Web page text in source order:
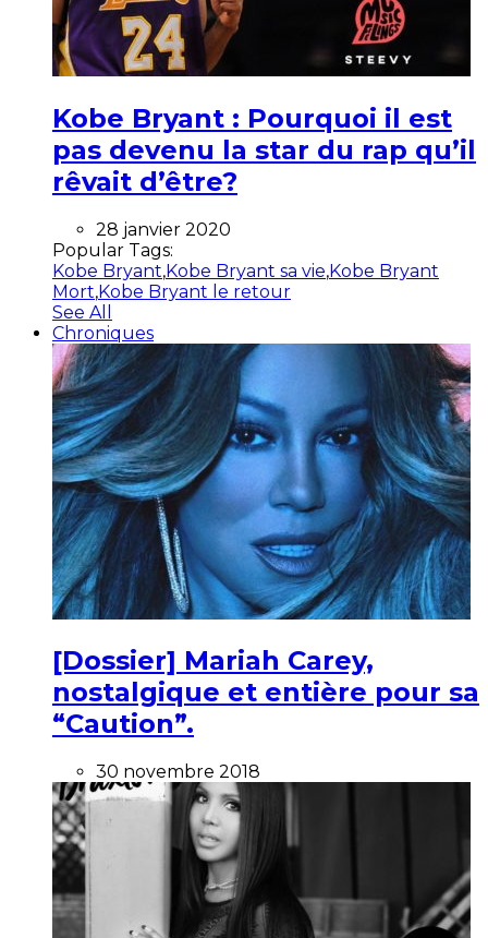
Kobe Bryant : Pourquoi il est
pas devenu la star du rap qu’il
rêvait d’être?
28 janvier 2020
Popular Tags:
Kobe Bryant,Kobe Bryant sa vie,Kobe Bryant
Mort,Kobe Bryant le retour
See All
Chroniques
[Dossier] Mariah Carey,
nostalgique et entière pour sa
“Caution”.
30 novembre 2018